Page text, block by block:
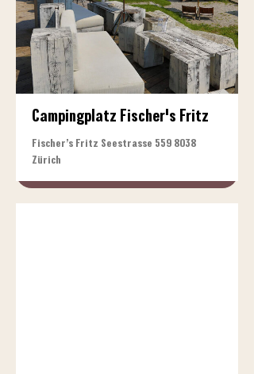
Campingplatz Fischer's Fritz
Fischer’s Fritz Seestrasse 559 8038
Zürich